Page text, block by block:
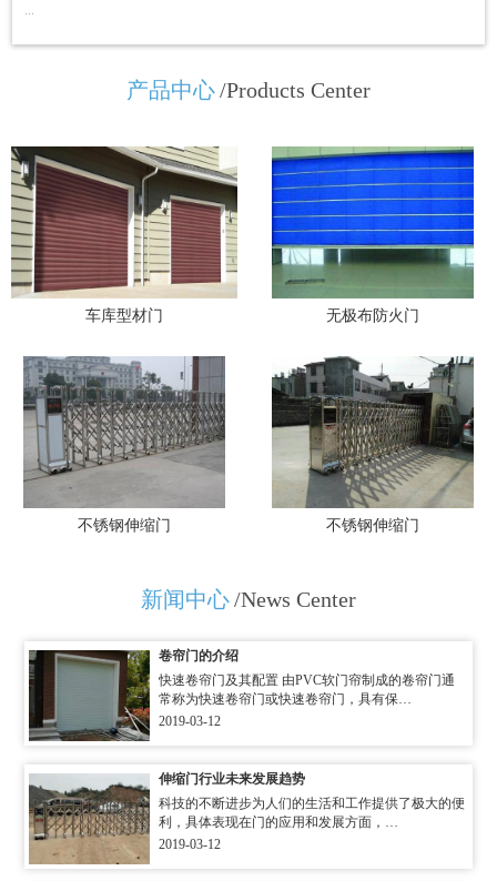
产品中心/Products Center
车库型材门 无极布防火门
不锈钢伸缩门 不锈钢伸缩门
新闻中心/News Center
卷帘门的介绍
快速卷帘门及其配置 由PVC软门帘制成的卷帘门通
常称为快速卷帘门或快速卷帘门，具有保…
2019-03-12
伸缩门行业未来发展趋势
科技的不断进步为人们的生活和工作提供了极大的便
利，具体表现在门的应用和发展方面，…
2019-03-12